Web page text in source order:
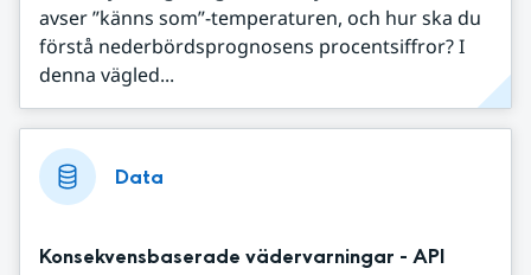
avser ”känns som”-temperaturen, och hur ska du
förstå nederbördsprognosens procentsiffror? I
denna vägled...
Data
Konsekvensbaserade vädervarningar - API